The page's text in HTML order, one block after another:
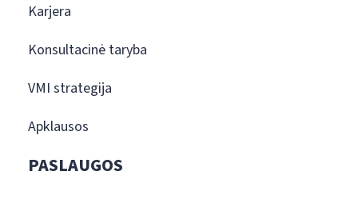
Karjera
Konsultacinė taryba
VMI strategija
Apklausos
PASLAUGOS